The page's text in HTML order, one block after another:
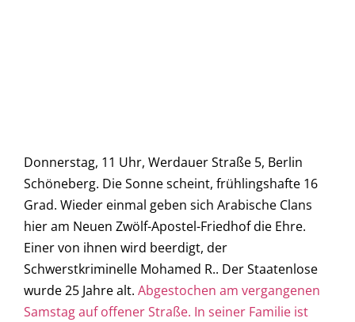
Donnerstag, 11 Uhr, Werdauer Straße 5, Berlin
Schöneberg. Die Sonne scheint, frühlingshafte 16
Grad. Wieder einmal geben sich Arabische Clans
hier am Neuen Zwölf-Apostel-Friedhof die Ehre.
Einer von ihnen wird beerdigt, der
Schwerstkriminelle Mohamed R.. Der Staatenlose
wurde 25 Jahre alt. Abgestochen am vergangenen
Samstag auf offener Straße. In seiner Familie ist